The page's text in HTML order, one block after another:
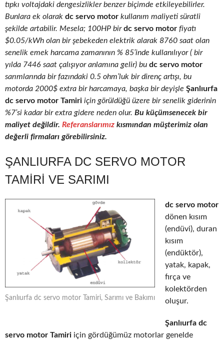
tıpkı voltajdaki dengesizlikler benzer biçimde etkileyebilirler.
Bunlara ek olarak dc servo motor kullanım maliyeti süratli
şekilde artabilir. Mesela; 100HP birdc servo motor fiyatı
$0.05/kWh olan bir şebekeden elektrik alarak 8760 saat olan
senelik emek harcama zamanının % 85’inde kullanılıyor ( bir
yılda 7446 saat çalışıyor anlamına gelir) bu dc servo motor
sarımlarında bir fazındaki 0.5 ohm’luk bir direnç artışı, bu
motorda 2000$ extra bir harcamaya, başka bir deyişle Şanlıurfa
dc servo motor Tamiri için görüldüğü üzere bir senelik giderinin
%7’si kadar bir extra gidere neden olur. Bu küçümsenecek bir
maliyet değildir. Referanslarımız kısmından müşterimiz olan
değerli firmaları görebilirsiniz.
ŞANLIURFA DC SERVO MOTOR
TAMIRI VE SARIMI
Şanlıurfa dc servo motor Tamiri, Sarımı ve Bakımı
dc servo motor
dönen kısım
(endüvi), duran
kısım
(endüktör),
yatak, kapak,
fırça ve
kolektörden
oluşur.
Şanlıurfa dc
servo motor Tamiri için gördüğümüz motorlar genelde